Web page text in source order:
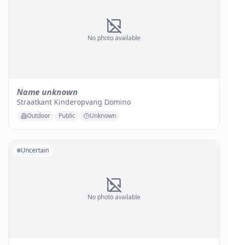
No photo available
Name unknown
Straatkant Kinderopvang Domino
Outdoor Public Unknown
No photo available
Uncertain